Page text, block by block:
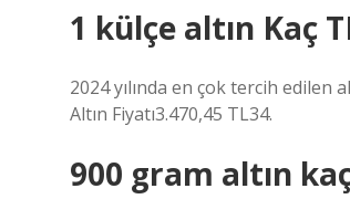
1 külçe altın Kaç
2024 yılında en çok tercih edilen
Altın Fiyatı3.470,45 TL34.
900 gram altın